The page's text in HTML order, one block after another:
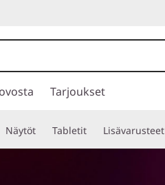
Tarjoukset
Näytöt Tabletit Lisävarusteet